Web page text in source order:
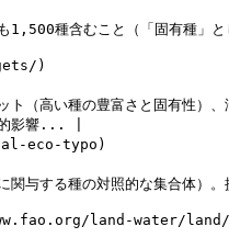
種含むこと（「固有種」
targets/)
従って定義され
（高い種の豊富さと固有性）
的影響... |
global-eco-
与する種の対照的な集合体）
www.fao.org/land-